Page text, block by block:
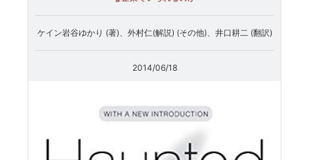
ケイン岩谷ゆかり (著)、外村仁(解説) (その他)、井口耕二 (翻訳)
2014/06/18